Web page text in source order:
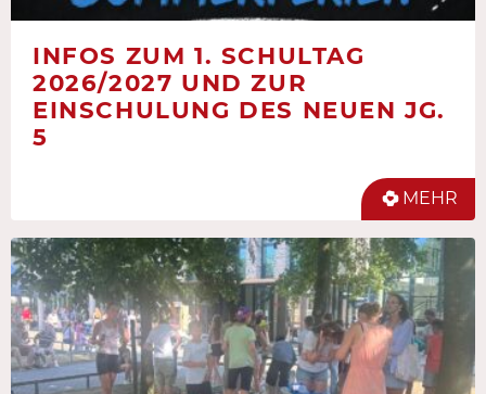
INFOS ZUM 1. SCHULTAG
2026/2027 UND ZUR
EINSCHULUNG DES NEUEN JG.
5
MEHR